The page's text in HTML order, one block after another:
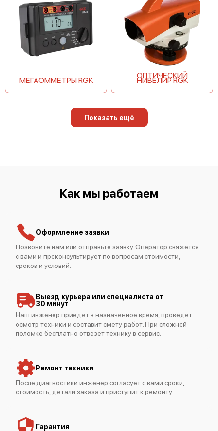
МЕГАОММЕТРЫ RGK
ОПТИЧЕСКИЙ
НИВЕЛИР RGK
Показать ещё
Как мы работаем
Оформление заявки
Позвоните нам или отправьте заявку. Оператор свяжется
с вами и проконсультирует по вопросам стоимости,
сроков и условий.
Выезд курьера или специалиста от
30 минут
Наш инженер приедет в назначенное время, проведет
осмотр техники и составит смету работ. При сложной
поломке бесплатно отвезет технику в сервис.
Ремонт техники
После диагностики инженер согласует с вами сроки,
стоимость, детали заказа и приступит к ремонту.
Гарантия